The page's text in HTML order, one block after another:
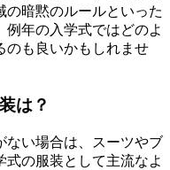
の暗黙のルールといった
例年の入学式ではどのよ
のも良いかもしれませ
は？
ない場合は、スーツやブ
式の服装として主流なよ